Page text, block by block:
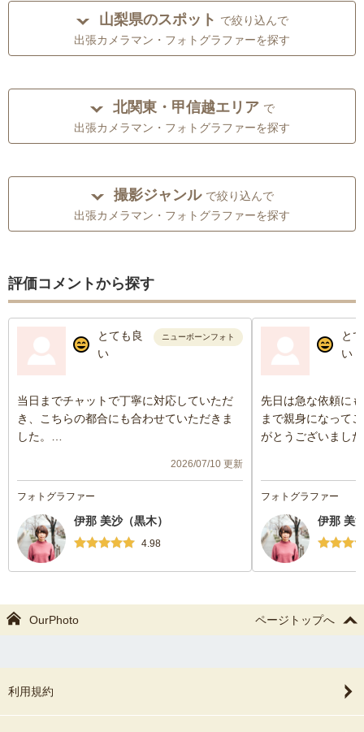
山梨県のスポット で絞り込んで
出張カメラマン・フォトグラファーを探す
北関東・甲信越エリア で
出張カメラマン・フォトグラファーを探す
撮影ジャンル で絞り込んで
出張カメラマン・フォトグラファーを探す
評価コメントから探す
とても良
い
ニューボーンフォト
当日までチャットで丁寧に対応していただ
き、こちらの都合にも合わせていただきま
した。
影していただき、いろいろな表情の赤ちゃ
んの写真が撮れました。小物も用意してい
す！！
また撮影の際にはお願いしたいと思ってい
ます。
2026/07/10 更新
フォトグラファー
伊那 美沙（黒木）
4.98
と
い
先日は急な依頼に
まで親身になって
がとうございまし
いしたいと思いま
フォトグラファー
伊那 美
OurPhoto ページトップへ
利用規約